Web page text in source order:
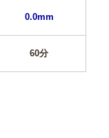
0.0mm
60分